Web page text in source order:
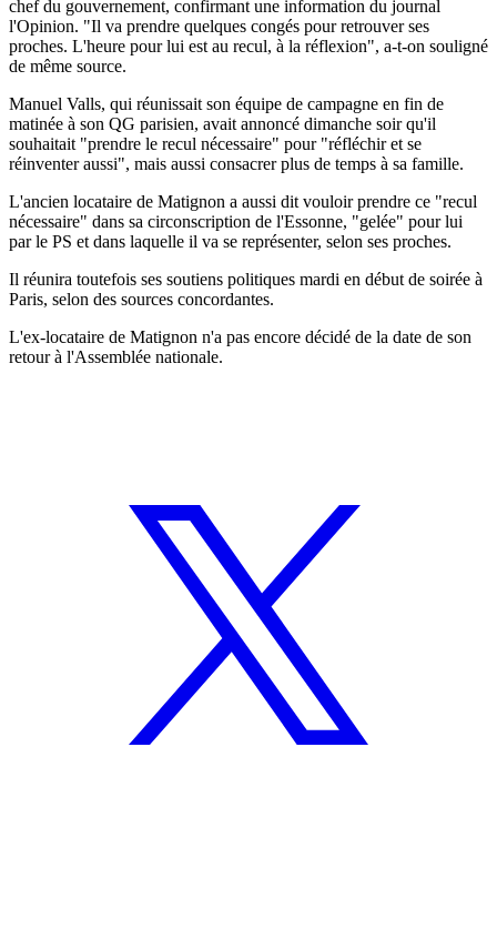
chef du gouvernement, confirmant une information du journal
l'Opinion. "Il va prendre quelques congés pour retrouver ses
proches. L'heure pour lui est au recul, à la réflexion", a-t-on souligné
de même source.
Manuel Valls, qui réunissait son équipe de campagne en fin de
matinée à son QG parisien, avait annoncé dimanche soir qu'il
souhaitait "prendre le recul nécessaire" pour "réfléchir et se
réinventer aussi", mais aussi consacrer plus de temps à sa famille.
L'ancien locataire de Matignon a aussi dit vouloir prendre ce "recul
nécessaire" dans sa circonscription de l'Essonne, "gelée" pour lui
par le PS et dans laquelle il va se représenter, selon ses proches.
Il réunira toutefois ses soutiens politiques mardi en début de soirée à
Paris, selon des sources concordantes.
L'ex-locataire de Matignon n'a pas encore décidé de la date de son
retour à l'Assemblée nationale.